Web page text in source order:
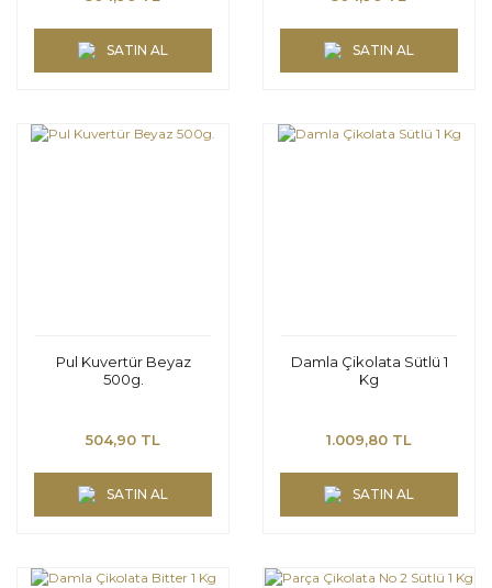
SATIN AL SATIN AL
Pul Kuvertür Beyaz
500g.
504,90 TL
SATIN AL
Damla Çikolata Sütlü 1
Kg
1.009,80 TL
SATIN AL